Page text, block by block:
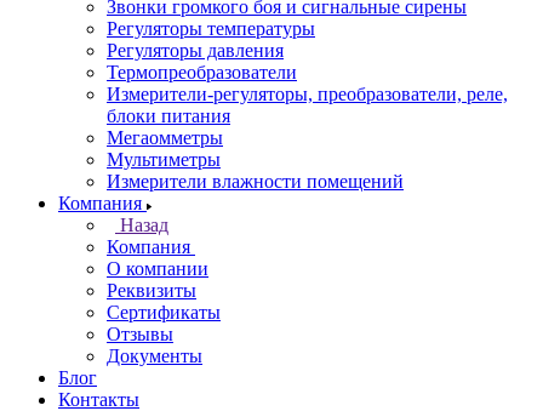
Звонки громкого боя и сигнальные сирены
Регуляторы температуры
Регуляторы давления
Термопреобразователи
Измерители-регуляторы, преобразователи, реле,
блоки питания
Мегаомметры
Мультиметры
Измерители влажности помещений
Компания
Назад
Компания
О компании
Реквизиты
Сертификаты
Отзывы
Документы
Блог
Контакты